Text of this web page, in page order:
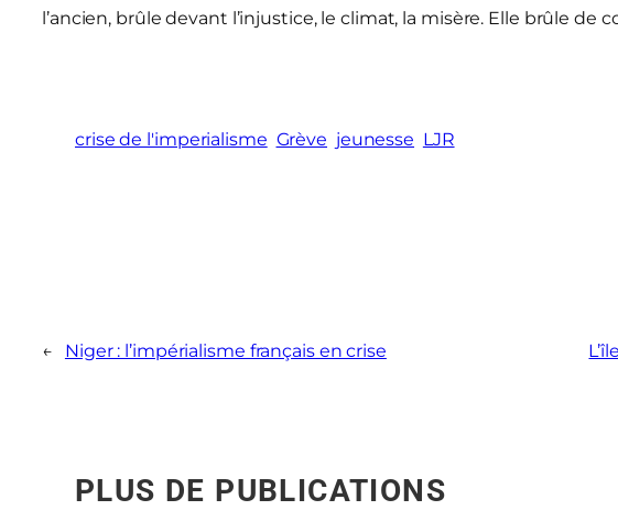
l’ancien, brûle devant l’injustice, le climat, la misère. Elle brûle de
crise de l'imperialisme Grève jeunesse LJR
← Niger : l’impérialisme français en crise
PLUS DE PUBLICATIONS